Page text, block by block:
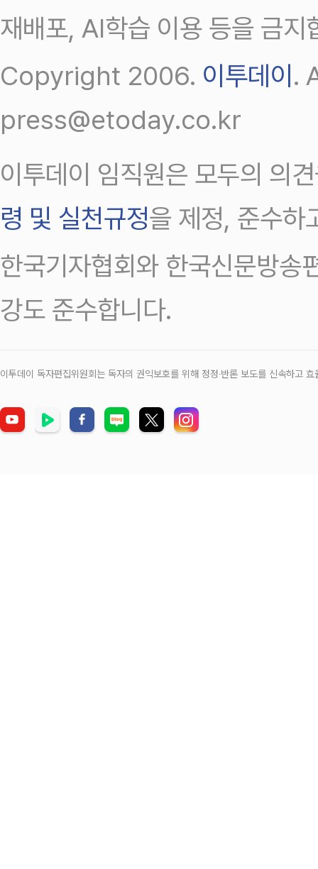
재배포, AI학습 이용 등을 금지
Copyright 2006. 이투데이 .
press@etoday.co.kr
이투데이 임직원은 모두의 의
령 및 실천규정을 제정, 준수하
한국기자협회와 한국신문방송
강도 준수합니다.
이투데이 독자편집위원회는 독자의 권익보호를 위해 정정‧반론 보도를 신속하고